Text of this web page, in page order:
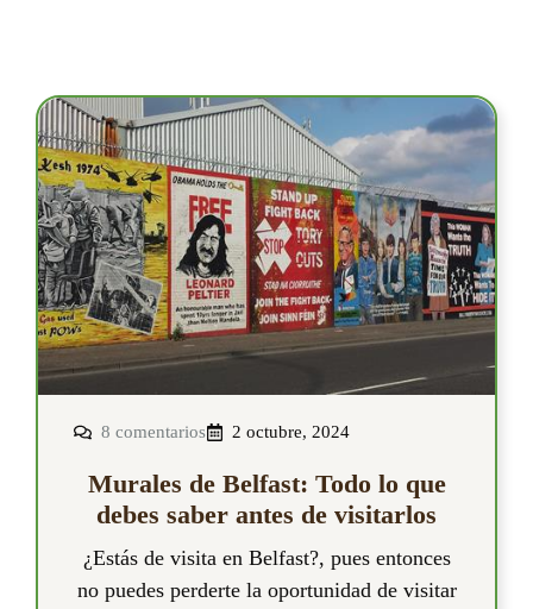
8 comentarios 2 octubre, 2024
Murales de Belfast: Todo lo que
debes saber antes de visitarlos
¿Estás de visita en Belfast?, pues entonces
no puedes perderte la oportunidad de visitar